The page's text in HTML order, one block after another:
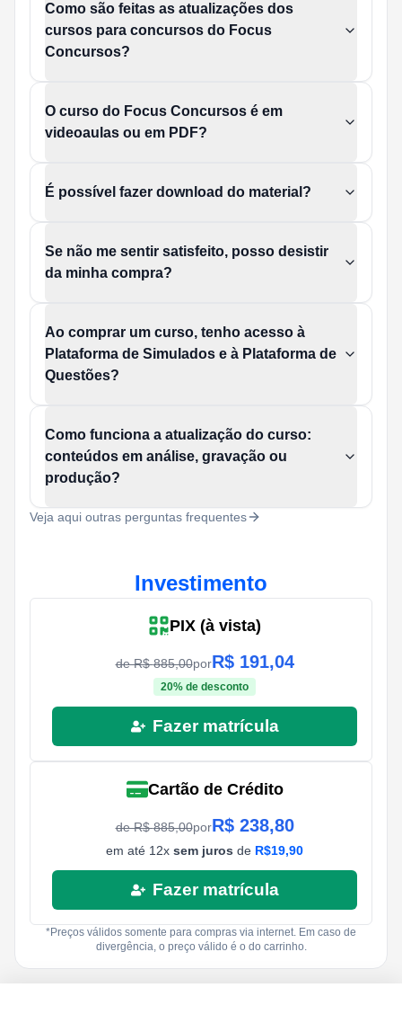
Como são feitas as atualizações dos
cursos para concursos do Focus
Concursos?
O curso do Focus Concursos é em
videoaulas ou em PDF?
É possível fazer download do material?
Se não me sentir satisfeito, posso desistir
da minha compra?
Ao comprar um curso, tenho acesso à
Plataforma de Simulados e à Plataforma de
Questões?
Como funciona a atualização do curso:
conteúdos em análise, gravação ou
produção?
Veja aqui outras perguntas frequentes
Investimento
PIX (à vista)
de R$885,00porR$ 191,04
20% de desconto
Fazer matrícula
Cartão de Crédito
de R$885,00porR$ 238,80
em até 12x sem juros de R$19,90
Fazer matrícula
*Preços válidos somente para compras via internet. Em caso de
divergência, o preço válido é o do carrinho.